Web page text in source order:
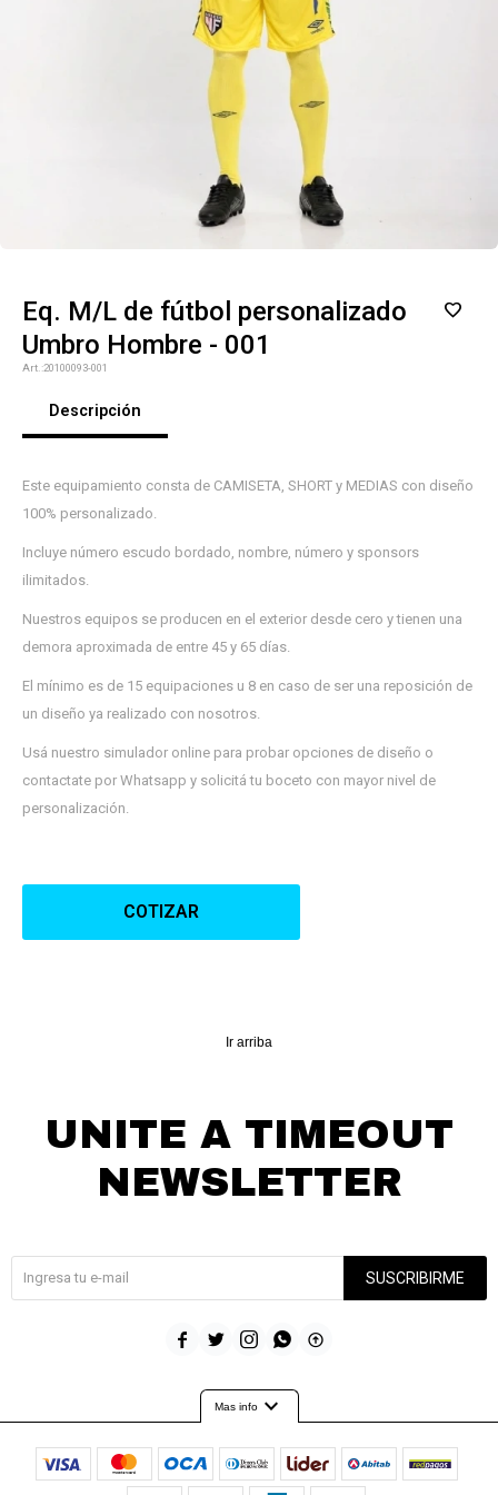
Eq. M/L de fútbol personalizado
Umbro Hombre - 001
20100093-001
Descripción
Este equipamiento consta de CAMISETA, SHORT y MEDIAS con diseño
100% personalizado.
Incluye número escudo bordado, nombre, número y sponsors
ilimitados.
Nuestros equipos se producen en el exterior desde cero y tienen una
demora aproximada de entre 45 y 65 días.
El mínimo es de 15 equipaciones u 8 en caso de ser una reposición de
un diseño ya realizado con nosotros.
Usá nuestro simulador online para probar opciones de diseño o
contactate por Whatsapp y solicitá tu boceto con mayor nivel de
personalización.
COTIZAR
Ir arriba
UNITE A TIMEOUT
NEWSLETTER
SUSCRIBIRME
    
Mas infoexpand_more
Comprá ahora y Pagá
Después, hasta en 12
cuotas y sin tocar tu
tarjeta de crédito
¡Sumate a la forma más ágil de
Comprá en 3 cuotas sin recargo o hasta en
12 cuotas * ¡Solo con tu cédula!
con Pago Después:
Cédula de identidad
Celular
Estás calificado para comprar usando Pago
Después.
¡Tenés hasta
Elegí tus productos preferidos
Elegís Pago Después como metodo de pago
* sujeto a aprobación crediticia. El monto disponible
Parece que no tenes oferta, lamentamos el
inconveniente, por cualquier duda contactanos
en preguntas@pagodespues.com.uy
¡Algo salió mal!
Por favor intenta nuevamente mas tarde.